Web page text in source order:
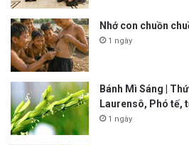
Nhớ con chuồn
1 ngày
Bánh Mì Sáng |
Laurensô, Phó tế,
1 ngày